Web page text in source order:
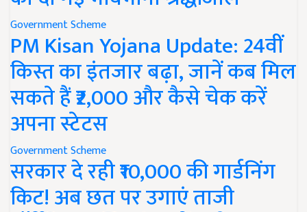
Government Scheme
PM Kisan Yojana Update: 24वीं
किस्त का इंतजार बढ़ा, जानें कब मिल
सकते हैं ₹2,000 और कैसे चेक करें
अपना स्टेटस
Government Scheme
सरकार दे रही ₹10,000 की गार्डनिंग
किट! अब छत पर उगाएं ताजी